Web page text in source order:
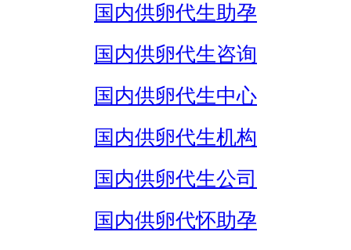
国内供卵代生助孕
国内供卵代生咨询
国内供卵代生中心
国内供卵代生机构
国内供卵代生公司
国内供卵代怀助孕